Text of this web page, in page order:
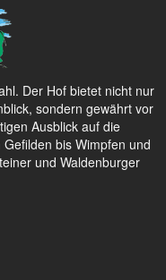
Der Hof bietet nicht nur
sondern gewährt vor
Ausblick auf die
bis Wimpfen und
und Waldenburger